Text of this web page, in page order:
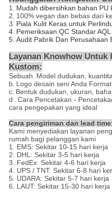
1. Mudah dibersihkan bahan PU
2. 100% vegan dan bebas dari
3. Piala Kulit Keras untuk
4. Pemeriksaan QC Standar AQL.
5. Audit Pabrik Dan Perusahaan
Layanan Knowhow
Kustom:
Sebuah. Model dudukan,
b. Logo desain seni Anda
c. Bentuk dudukan, ukuran,
d . Cara Pencetakan -
cara pengepakan yang ideal
Cara pengiriman dan lead
Kami menyediakan layanan
rumah bagi pelanggan kami
1. EMS: Sekitar 10-15 hari kerja
2. DHL: Sekitar 3-5 hari kerja
3. FedEx: Sekitar 4-6 hari kerja
4. UPS / TNT: Sekitar 6-8 hari
5. UDARA: Sekitar 5-7 hari kerja
6. LAUT: Sekitar 15-30 hari kerja